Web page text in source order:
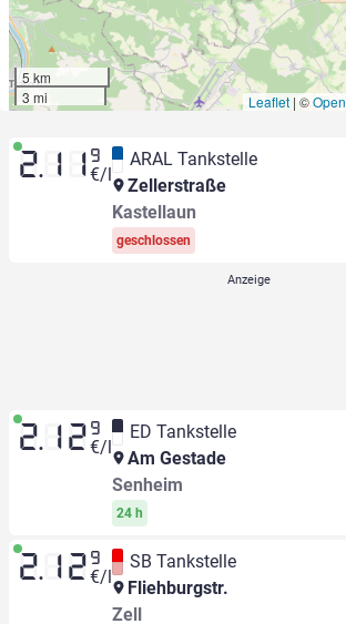
5 km
3 mi
Leaflet | ©
2.11 9
€/l
ARAL Tankstelle
Zellerstraße
Kastellaun
geschlossen
2.12 9
€/l
ED Tankstelle
Am Gestade
Senheim
24 h
2.12 9
€/l
SB Tankstelle
Fliehburgstr.
Zell